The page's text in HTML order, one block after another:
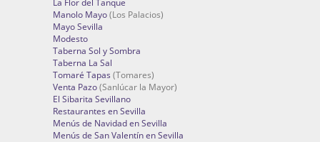
La Flor del Tanque
Manolo Mayo(Los Palacios)
Mayo Sevilla
Modesto
Taberna Sol y Sombra
Taberna La Sal
Tomaré Tapas (Tomares)
Venta Pazo(Sanlúcar la Mayor)
El Sibarita Sevillano
Restaurantes en Sevilla
Menús de Navidad en Sevilla
Menús de San Valentín en Sevilla